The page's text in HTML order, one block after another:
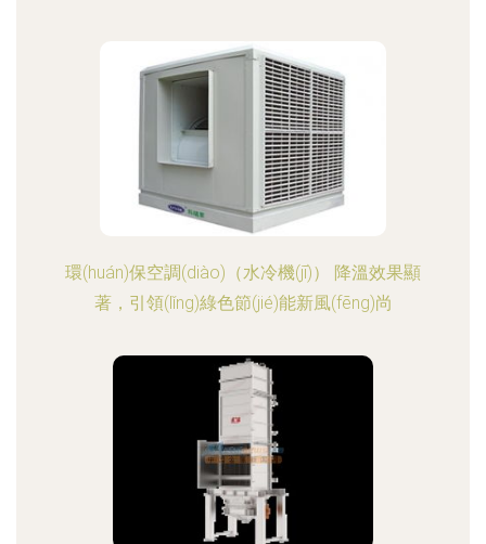
環(huán)保空調(diào)（水冷機(jī)） 降溫效果顯
著，引領(lǐng)綠色節(jié)能新風(fēng)尚